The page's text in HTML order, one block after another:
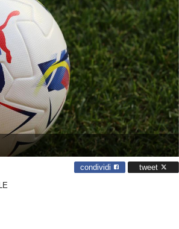
condividi tweet